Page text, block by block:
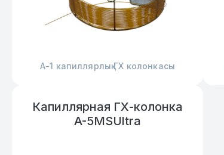
А-1 капиллярлық ГХ колонкасы
Капиллярная ГХ-колонка
A-5MSUltra